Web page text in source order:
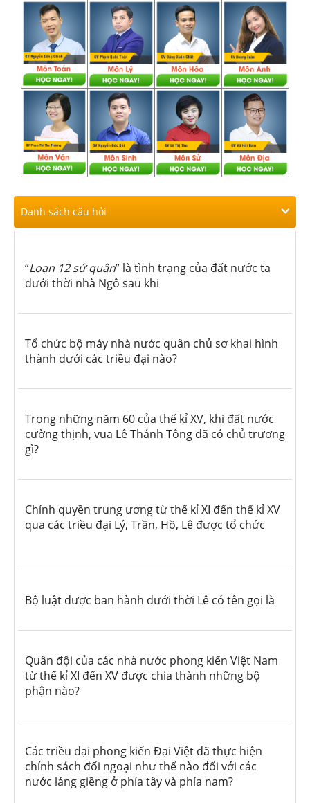
Danh sách câu hỏi
“Loạn 12 sứ quân” là tình trạng của đất nước ta
dưới thời nhà Ngô sau khi
Tổ chức bộ máy nhà nước quân chủ sơ khai hình
thành dưới các triều đại nào?
Trong những năm 60 của thế kỉ XV, khi đất nước
cường thịnh, vua Lê Thánh Tông đã có chủ trương
gì?
Chính quyền trung ương từ thế kỉ XI đến thế kỉ XV
qua các triều đại Lý, Trần, Hồ, Lê được tổ chức
Bộ luật được ban hành dưới thời Lê có tên gọi là
Quân đội của các nhà nước phong kiến Việt Nam
từ thế kỉ XI đến XV được chia thành những bộ
phận nào?
Các triều đại phong kiến Đại Việt đã thực hiện
chính sách đối ngoại như thế nào đối với các
nước láng giềng ở phía tây và phía nam?